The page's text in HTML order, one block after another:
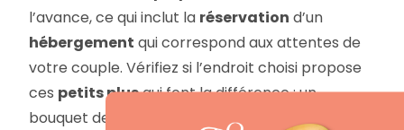
l’avance, ce qui inclut la réservation d’un
hébergement qui correspond aux attentes de
votre couple. Vérifiez si l’endroit choisi propose
ces petits plusqui font la différence : un
bouquet de fleurs, un dîner aux chandelles ou